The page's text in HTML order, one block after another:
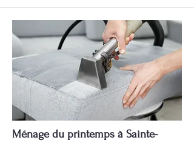
Ménage du printemps à Sainte-